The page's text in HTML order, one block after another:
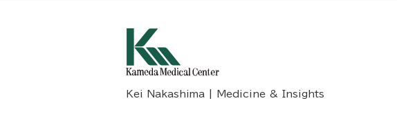
Kei Nakashima | Medicine & Insights